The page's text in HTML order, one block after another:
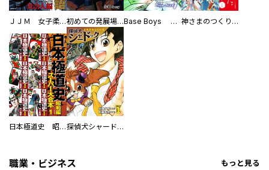
ＪＪＭ 女子柔道部物語 社会人編 初めての発展場 【白抜き修正版】 Base Boys 新装版 神さまのつくりかた。スーパー大合本
日本極道史 昭和編 スーパー大合本 探偵犬シャードック（新装版）
職業・ビジネス もっと見る